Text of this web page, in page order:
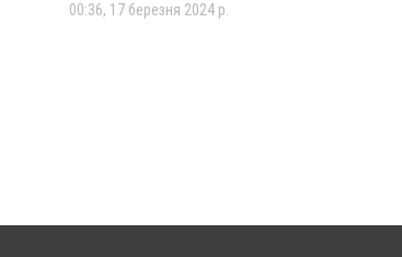
00:36, 17 березня 2024 р.